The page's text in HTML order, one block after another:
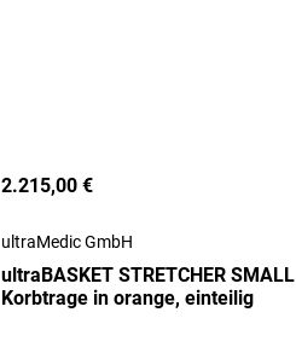
2.215,00 €
ultraMedic GmbH
ultraBASKET STRETCHER SMALL
Korbtrage in orange, einteilig